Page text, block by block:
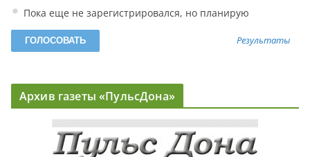
Пока еще не зарегистрировался, но планирую
Результаты
Архив газеты «ПульсДона»